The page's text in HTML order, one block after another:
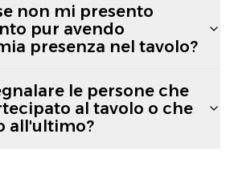
non mi presento
pur avendo
presenza nel tavolo?
le persone che
al tavolo o che
all'ultimo?